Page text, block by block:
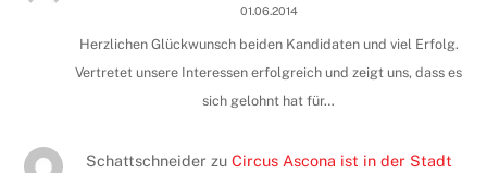
01.06.2014
Herzlichen Glückwunsch beiden Kandidaten und viel Erfolg.
Vertretet unsere Interessen erfolgreich und zeigt uns, dass es
sich gelohnt hat für…
Schattschneider zu Circus Ascona ist in der Stadt